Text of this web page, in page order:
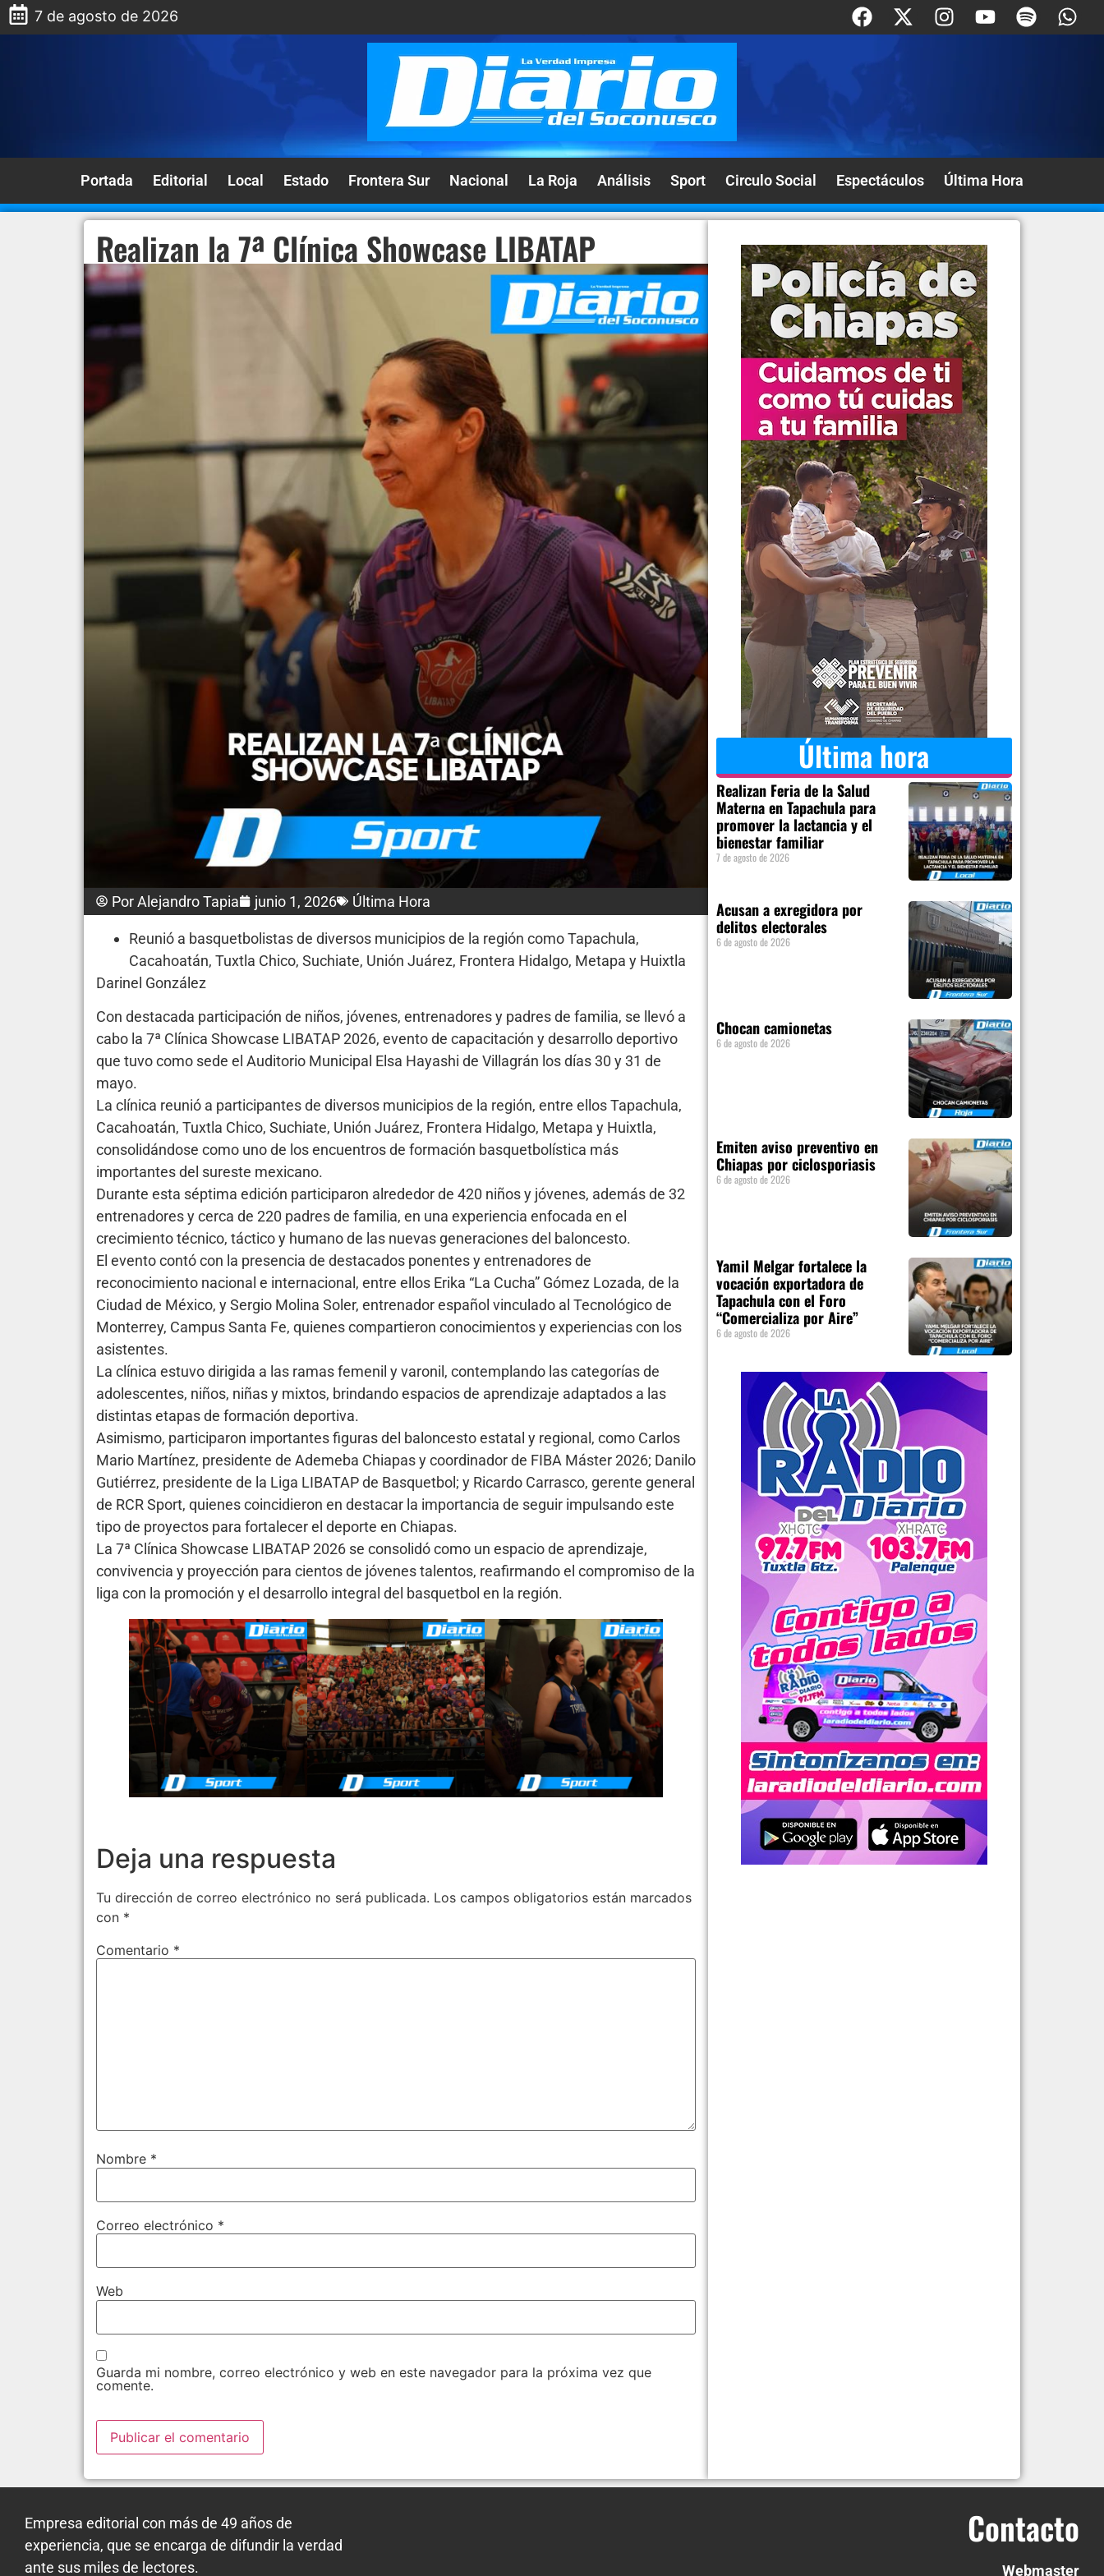
7 de agosto de 2026
Portada Editorial Local Estado Frontera Sur Nacional La Roja Análisis Sport Circulo Social Espectáculos Última Hora
Realizan la 7ª Clínica Showcase LIBATAP
PorAlejandro Tapia junio 1, 2026 Última Hora
Reunió a basquetbolistas de diversos municipios de la región como Tapachula,
Cacahoatán, Tuxtla Chico, Suchiate, Unión Juárez, Frontera Hidalgo, Metapa y Huixtla
Darinel González
Con destacada participación de niños, jóvenes, entrenadores y padres de familia, se llevó a
cabo la 7ª Clínica Showcase LIBATAP 2026, evento de capacitación y desarrollo deportivo
que tuvo como sede el Auditorio Municipal Elsa Hayashi de Villagrán los días 30 y 31 de
mayo.
La clínica reunió a participantes de diversos municipios de la región, entre ellos Tapachula,
Cacahoatán, Tuxtla Chico, Suchiate, Unión Juárez, Frontera Hidalgo, Metapa y Huixtla,
consolidándose como uno de los encuentros de formación basquetbolística más
importantes del sureste mexicano.
Durante esta séptima edición participaron alrededor de 420 niños y jóvenes, además de 32
entrenadores y cerca de 220 padres de familia, en una experiencia enfocada en el
crecimiento técnico, táctico y humano de las nuevas generaciones del baloncesto.
El evento contó con la presencia de destacados ponentes y entrenadores de
reconocimiento nacional e internacional, entre ellos Erika “La Cucha” Gómez Lozada, de la
Ciudad de México, y Sergio Molina Soler, entrenador español vinculado al Tecnológico de
Monterrey, Campus Santa Fe, quienes compartieron conocimientos y experiencias con los
asistentes.
La clínica estuvo dirigida a las ramas femenil y varonil, contemplando las categorías de
adolescentes, niños, niñas y mixtos, brindando espacios de aprendizaje adaptados a las
distintas etapas de formación deportiva.
Asimismo, participaron importantes figuras del baloncesto estatal y regional, como Carlos
Mario Martínez, presidente de Ademeba Chiapas y coordinador de FIBA Máster 2026; Danilo
Gutiérrez, presidente de la Liga LIBATAP de Basquetbol; y Ricardo Carrasco, gerente general
de RCR Sport, quienes coincidieron en destacar la importancia de seguir impulsando este
tipo de proyectos para fortalecer el deporte en Chiapas.
La 7ª Clínica Showcase LIBATAP 2026 se consolidó como un espacio de aprendizaje,
convivencia y proyección para cientos de jóvenes talentos, reafirmando el compromiso de la
liga con la promoción y el desarrollo integral del basquetbol en la región.
Deja una respuesta
Tu dirección de correo electrónico no será publicada. Los campos obligatorios están marcados
con *
Comentario *
Nombre *
Correo electrónico *
Web
Guarda mi nombre, correo electrónico y web en este navegador para la próxima vez que
comente.
Última hora
Realizan Feria de la Salud
Materna en Tapachula para
promover la lactancia y el
bienestar familiar
7 de agosto de 2026
Acusan a exregidora por
delitos electorales
6 de agosto de 2026
Chocan camionetas
6 de agosto de 2026
Emiten aviso preventivo en
Chiapas por ciclosporiasis
6 de agosto de 2026
Yamil Melgar fortalece la
vocación exportadora de
Tapachula con el Foro
“Comercializa por Aire”
6 de agosto de 2026
Empresa editorial con más de 49 años de
experiencia, que se encarga de difundir la verdad
ante sus miles de lectores.
Contacto
Webmaster